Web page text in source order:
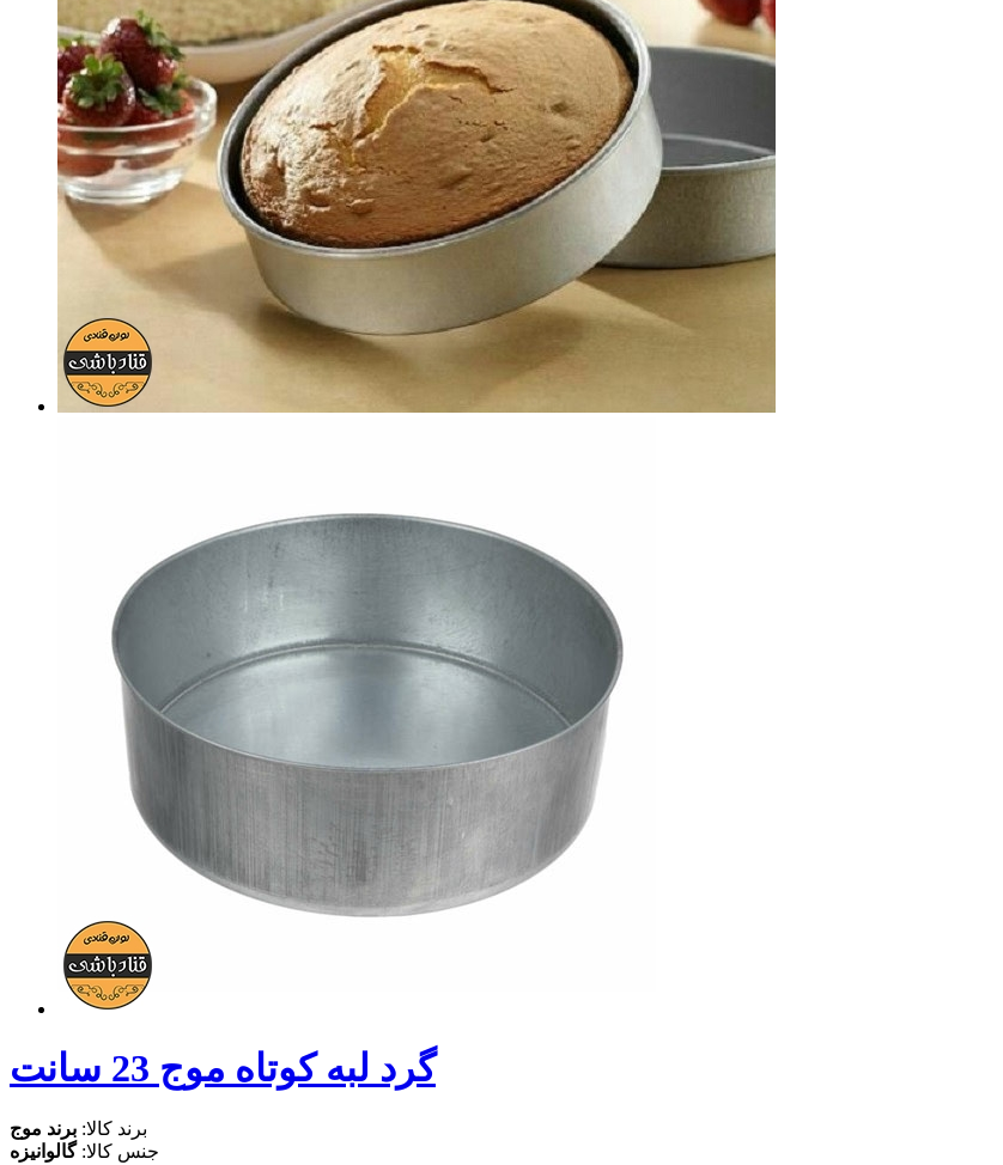
گرد لبه کوتاه موج 23 سانت
برند کالا: برند موج
جنس کالا:گالوانیزه